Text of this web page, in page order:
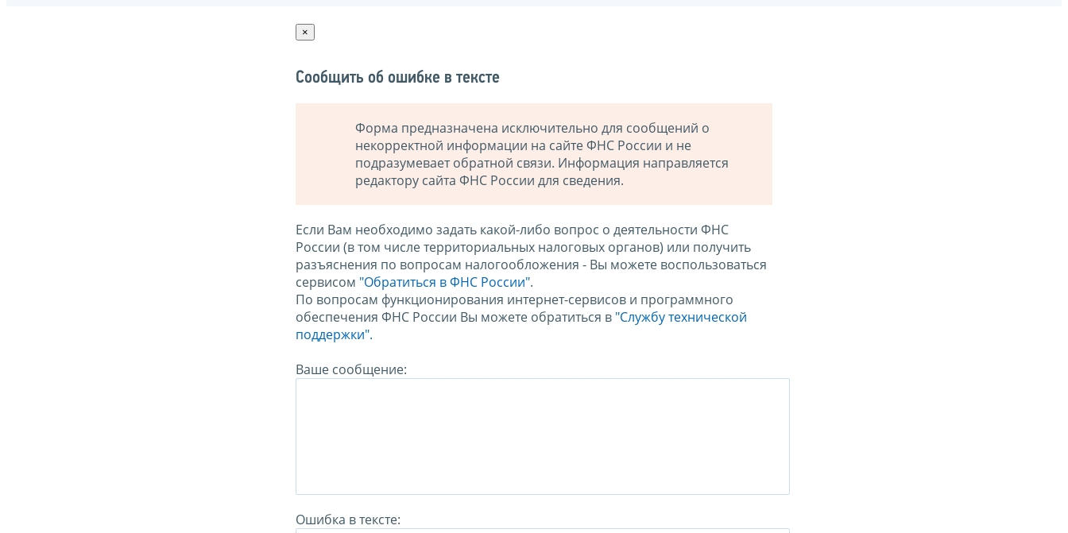
×
Сообщить об ошибке в тексте
Форма предназначена исключительно для сообщений о
некорректной информации на сайте ФНС России и не
подразумевает обратной связи. Информация направляется
редактору сайта ФНС России для сведения.
Если Вам необходимо задать какой-либо вопрос о деятельности ФНС
России (в том числе территориальных налоговых органов) или получить
разъяснения по вопросам налогообложения - Вы можете воспользоваться
сервисом "Обратиться в ФНС России".
По вопросам функционирования интернет-сервисов и программного
обеспечения ФНС России Вы можете обратиться в "Службу технической
поддержки".
Ваше сообщение:
Ошибка в тексте: